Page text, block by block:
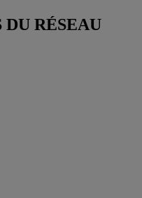
RÉSEAU